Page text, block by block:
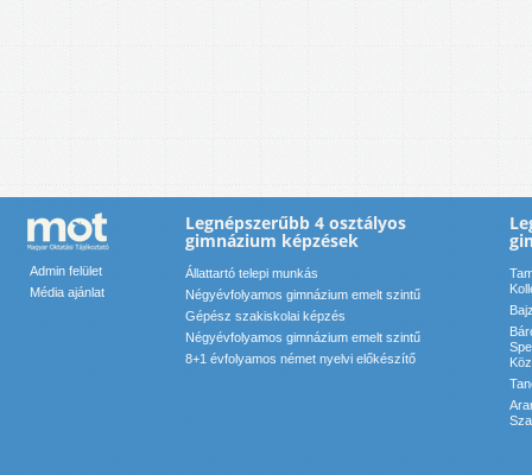
Admin felület
Média ajánlat
Legnépszerűbb 4 osztályos
gimnázium képzések
Állattartó telepi munkás
Négyévfolyamos gimnázium emelt szintű
Gépész szakiskolai képzés
Négyévfolyamos gimnázium emelt szintű
8+1 évfolyamos német nyelvi előkészítő